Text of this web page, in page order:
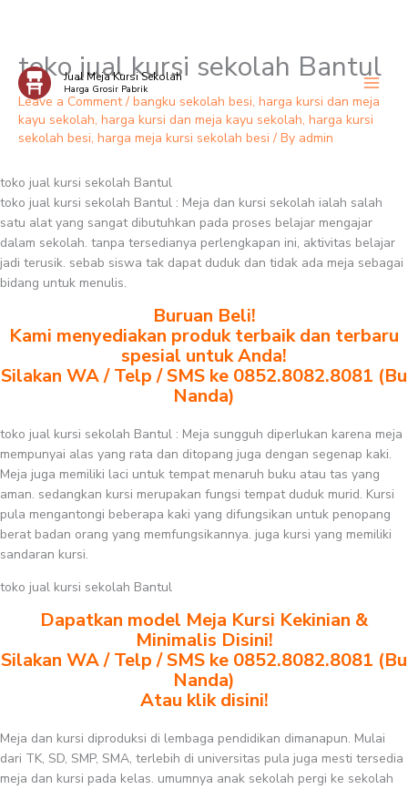
Skip
content
Jual Meja Kursi Sekolah
Harga Grosir Pabrik
toko jual kursi sekolah Bantul
Leave a Comment / bangku sekolah besi, harga kursi dan meja
kayu sekolah, harga kursi dan meja kayu sekolah, harga kursi
sekolah besi, harga meja kursi sekolah besi / By admin
toko jual kursi sekolah Bantul
toko jual kursi sekolah Bantul : Meja dan kursi sekolah ialah salah
satu alat yang sangat dibutuhkan pada proses belajar mengajar
dalam sekolah. tanpa tersedianya perlengkapan ini, aktivitas belajar
jadi terusik. sebab siswa tak dapat duduk dan tidak ada meja sebagai
bidang untuk menulis.
Buruan Beli!
Kami menyediakan produk terbaik dan terbaru
spesial untuk Anda!
Silakan WA / Telp / SMS ke 0852.8082.8081 (Bu
Nanda)
toko jual kursi sekolah Bantul : Meja sungguh diperlukan karena meja
mempunyai alas yang rata dan ditopang juga dengan segenap kaki.
Meja juga memiliki laci untuk tempat menaruh buku atau tas yang
aman. sedangkan kursi merupakan fungsi tempat duduk murid. Kursi
pula mengantongi beberapa kaki yang difungsikan untuk penopang
berat badan orang yang memfungsikannya. juga kursi yang memiliki
sandaran kursi.
toko jual kursi sekolah Bantul
Dapatkan model Meja Kursi Kekinian &
Minimalis Disini!
Silakan WA / Telp / SMS ke 0852.8082.8081 (Bu
Nanda)
Atau klik disini!
Meja dan kursi diproduksi di lembaga pendidikan dimanapun. Mulai
dari TK, SD, SMP, SMA, terlebih di universitas pula juga mesti tersedia
meja dan kursi pada kelas. umumnya anak sekolah pergi ke sekolah